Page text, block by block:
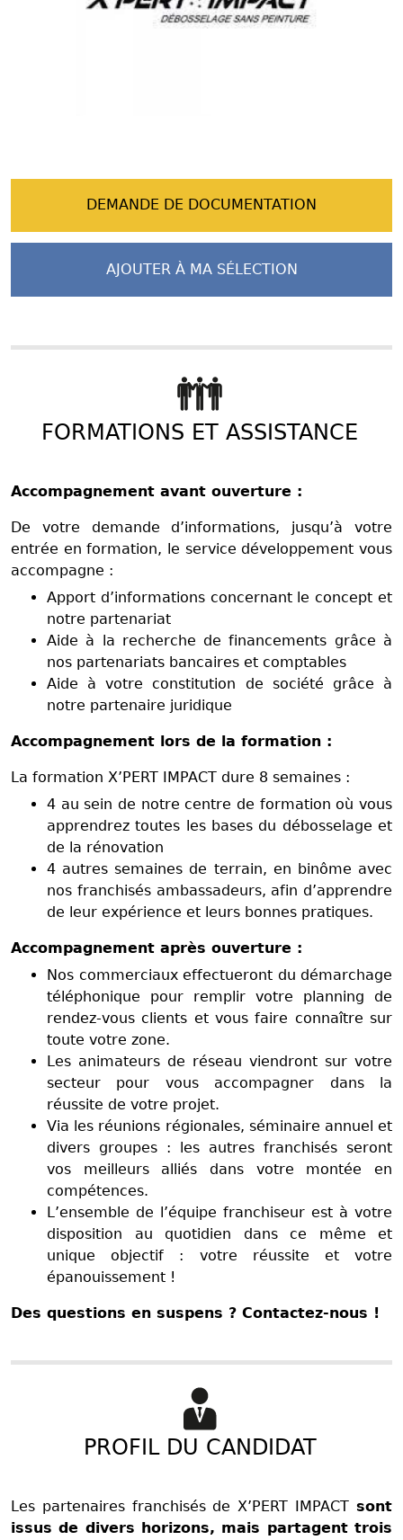
DEMANDE DE DOCUMENTATION
AJOUTER À MA SÉLECTION
FORMATIONS ET ASSISTANCE
Accompagnement avant ouverture :
De votre demande d’informations, jusqu’à votre
entrée en formation, le service développement vous
accompagne :
Apport d’informations concernant le concept et
notre partenariat
Aide à la recherche de financements grâce à
nos partenariats bancaires et comptables
Aide à votre constitution de société grâce à
notre partenaire juridique
Accompagnement lors de la formation :
La formation X’PERT IMPACT dure 8 semaines :
4 au sein de notre centre de formation où vous
apprendrez toutes les bases du débosselage et
de la rénovation
4 autres semaines de terrain, en binôme avec
nos franchisés ambassadeurs, afin d’apprendre
de leur expérience et leurs bonnes pratiques.
Accompagnement après ouverture :
Nos commerciaux effectueront du démarchage
téléphonique pour remplir votre planning de
rendez-vous clients et vous faire connaître sur
toute votre zone.
Les animateurs de réseau viendront sur votre
secteur pour vous accompagner dans la
réussite de votre projet.
Via les réunions régionales, séminaire annuel et
divers groupes : les autres franchisés seront
vos meilleurs alliés dans votre montée en
compétences.
L’ensemble de l’équipe franchiseur est à votre
disposition au quotidien dans ce même et
unique objectif : votre réussite et votre
épanouissement !
Des questions en suspens ? Contactez-nous !
PROFIL DU CANDIDAT
Les partenaires franchisés de X’PERT IMPACT sont
issus de divers horizons, mais partagent trois